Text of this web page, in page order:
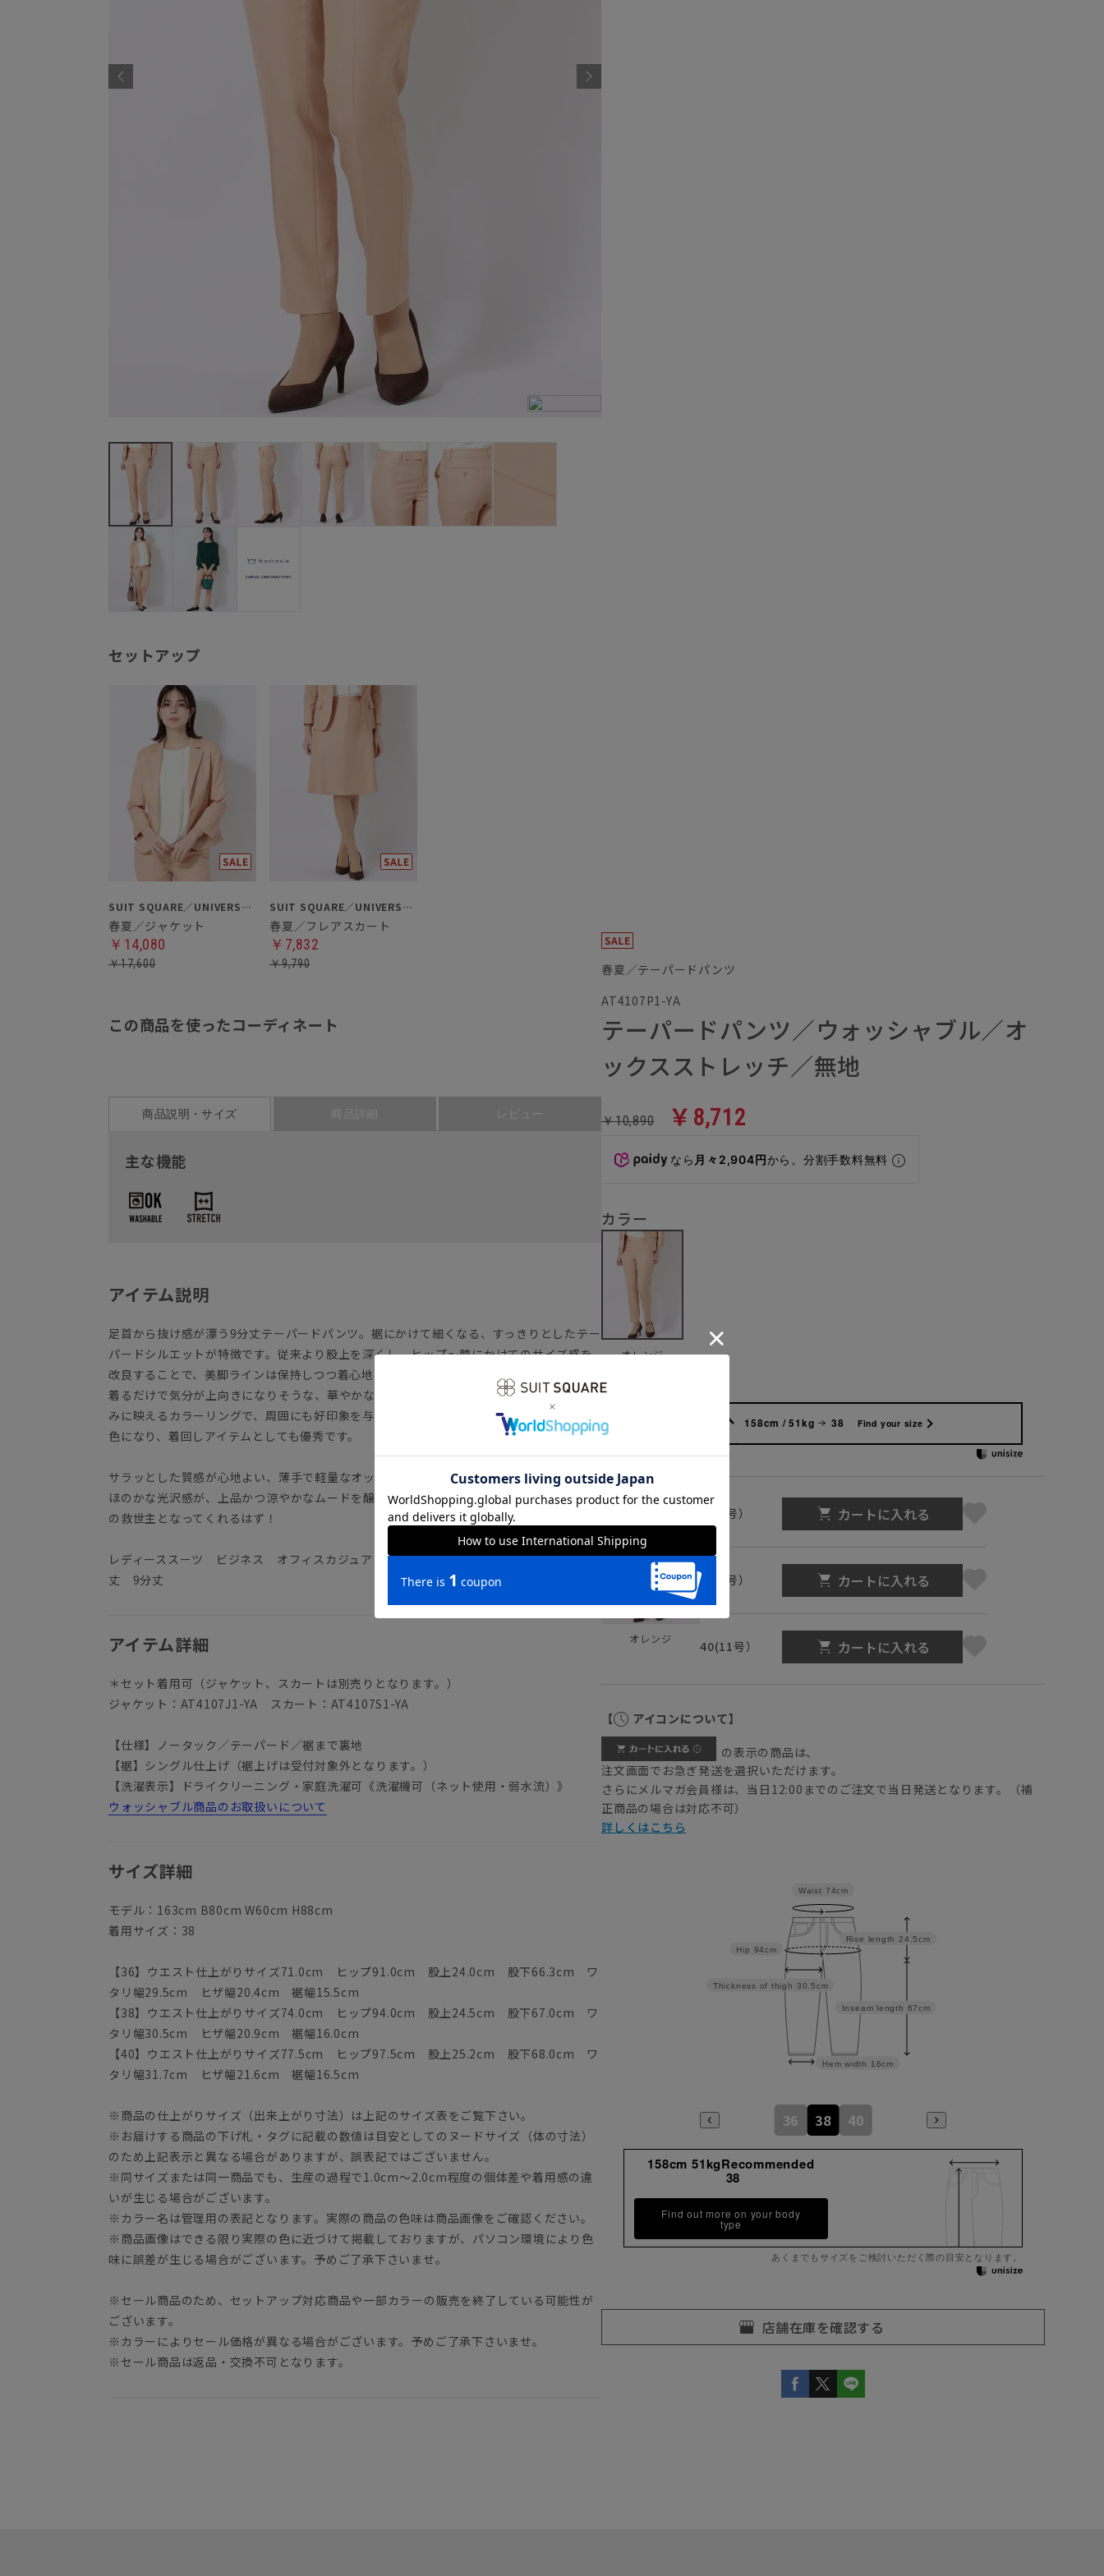
セットアップ
SUIT SQUARE／UNIVERSAL LANGUAGE／WHITE
春夏／ジャケット
￥14,080
￥17,600
SUIT SQUARE／UNIVERSAL LANGUAGE／WHITE
春夏／フレアスカート
￥7,832
￥9,790
この商品を使ったコーディネート
商品説明・サイズ 商品詳細 レビュー
主な機能
アイテム説明
足首から抜け感が漂う9分丈テーパードパンツ。裾にかけて細くなる、すっきりとしたテー
パードシルエットが特徴です。従来より股上を深くし、ヒップ～膝にかけてのサイズ感を
改良することで、美脚ラインは保持しつつ着心地の良さを向上しています。
着るだけで気分が上向きになりそうな、華やかな「アプリコットオレンジ」カラー。街並
みに映えるカラーリングで、周囲にも好印象を与えてくれそう♪ シンプルコーデの差し
色になり、着回しアイテムとしても優秀です。
サラッとした質感が心地よい、薄手で軽量なオックスストレッチ素材を採用。生地特有の
ほのかな光沢感が、上品かつ涼やかなムードを醸します。洗濯機対応のため、汗ばむ季節
の救世主となってくれるはず！
レディーススーツ ビジネス オフィスカジュアル スラックス くるぶし丈 アンクル
丈 9分丈
アイテム詳細
＊セット着用可（ジャケット、スカートは別売りとなります。）
ジャケット：AT4107J1-YA スカート：AT4107S1-YA
【仕様】ノータック／テーパード／裾まで裏地
【裾】シングル仕上げ（裾上げは受付対象外となります。）
【洗濯表示】ドライクリーニング・家庭洗濯可《洗濯機可（ネット使用・弱水流）》
ウォッシャブル商品のお取扱いについて
サイズ詳細
モデル：163cm B80cm W60cm H88cm
着用サイズ：38
【36】ウエスト仕上がりサイズ71.0cm ヒップ91.0cm 股上24.0cm 股下66.3cm ワ
タリ幅29.5cm ヒザ幅20.4cm 裾幅15.5cm
【38】ウエスト仕上がりサイズ74.0cm ヒップ94.0cm 股上24.5cm 股下67.0cm ワ
タリ幅30.5cm ヒザ幅20.9cm 裾幅16.0cm
【40】ウエスト仕上がりサイズ77.5cm ヒップ97.5cm 股上25.2cm 股下68.0cm ワ
タリ幅31.7cm ヒザ幅21.6cm 裾幅16.5cm
※商品の仕上がりサイズ（出来上がり寸法）は上記のサイズ表をご覧下さい。
※お届けする商品の下げ札・タグに記載の数値は目安としてのヌードサイズ（体の寸法）
のため上記表示と異なる場合がありますが、誤表記ではございません。
※同サイズまたは同一商品でも、生産の過程で1.0cm～2.0cm程度の個体差や着用感の違
いが生じる場合がございます。
※カラー名は管理用の表記となります。実際の商品の色味は商品画像をご確認ください。
※商品画像はできる限り実際の色に近づけて掲載しておりますが、パソコン環境により色
味に誤差が生じる場合がございます。予めご了承下さいませ。
※セール商品のため、セットアップ対応商品や一部カラーの販売を終了している可能性が
ございます。
※カラーによりセール価格が異なる場合がございます。予めご了承下さいませ。
※セール商品は返品・交換不可となります。
春夏／テーパードパンツ
AT4107P1-YA
テーパードパンツ／ウォッシャブル／オ
ックスストレッチ／無地
￥10,890 ￥8,712
なら 月々2,904円から。分割手数料無料
カラー
オレンジ
158cm / 51kg 38 Find your size
オレンジ
36(7号） カートに入れる
38(9号） カートに入れる
40(11号） カートに入れる
【 アイコンについて】
の表示の商品は、
注文画面でお急ぎ発送を選択いただけます。
さらにメルマガ会員様は、当日12:00までのご注文で当日発送となります。（補
正商品の場合は対応不可）
詳しくはこちら
Inseam length 67cm
Rise length 24.5cm
Hem width 16cm
Thickness of thigh 30.5cm
Hip 94cm
Waist 74cm
36 38 40
158cm 51kgRecommended
38
Find out more on your body
type
あくまでもサイズをご検討いただく際の目安となります。